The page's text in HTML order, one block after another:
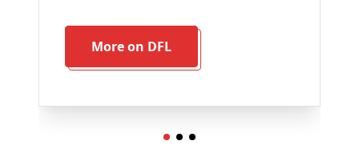
More on DFL